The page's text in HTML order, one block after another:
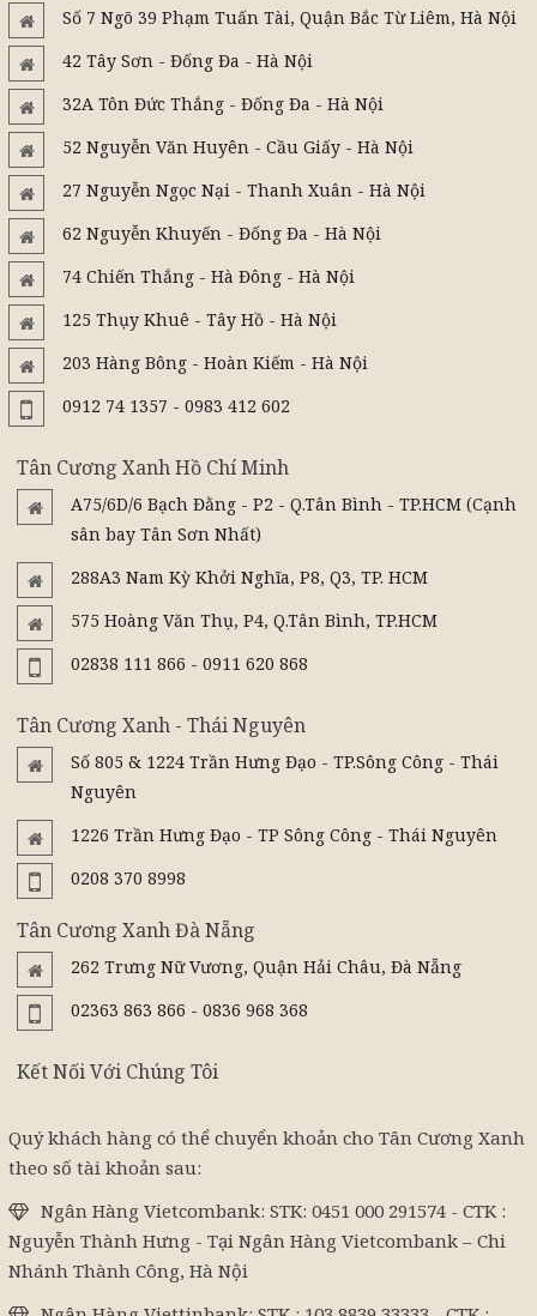
Số 7 Ngõ 39 Phạm Tuấn Tài, Quận Bắc Từ Liêm, Hà Nội
42 Tây Sơn - Đống Đa - Hà Nội
32A Tôn Đức Thắng - Đống Đa - Hà Nội
52 Nguyễn Văn Huyên - Cầu Giấy - Hà Nội
27 Nguyễn Ngọc Nại - Thanh Xuân - Hà Nội
62 Nguyễn Khuyến - Đống Đa - Hà Nội
74 Chiến Thắng - Hà Đông - Hà Nội
125 Thụy Khuê - Tây Hồ - Hà Nội
203 Hàng Bông - Hoàn Kiếm - Hà Nội
0912 74 1357 - 0983 412 602
Tân Cương Xanh Hồ Chí Minh
A75/6D/6 Bạch Đằng - P2 - Q.Tân Bình - TP.HCM (Cạnh
sân bay Tân Sơn Nhất)
288A3 Nam Kỳ Khởi Nghĩa, P8, Q3, TP. HCM
575 Hoàng Văn Thụ, P4, Q.Tân Bình, TP.HCM
02838 111 866 - 0911 620 868
Tân Cương Xanh - Thái Nguyên
Số 805 & 1224 Trần Hưng Đạo - TP.Sông Công - Thái
Nguyên
1226 Trần Hưng Đạo - TP Sông Công - Thái Nguyên
0208 370 8998
Tân Cương Xanh Đà Nẵng
262 Trưng Nữ Vương, Quận Hải Châu, Đà Nẵng
02363 863 866 - 0836 968 368
Kết Nối Với Chúng Tôi
Quý khách hàng có thể chuyển khoản cho Tân Cương Xanh
theo số tài khoản sau:
Ngân Hàng Vietcombank: STK: 0451 000 291574 - CTK :
Nguyễn Thành Hưng - Tại Ngân Hàng Vietcombank – Chi
Nhánh Thành Công, Hà Nội